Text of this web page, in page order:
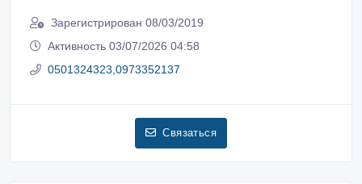
Зарегистрирован 08/03/2019
Активность 03/07/2026 04:58
0501324323,0973352137
Связаться